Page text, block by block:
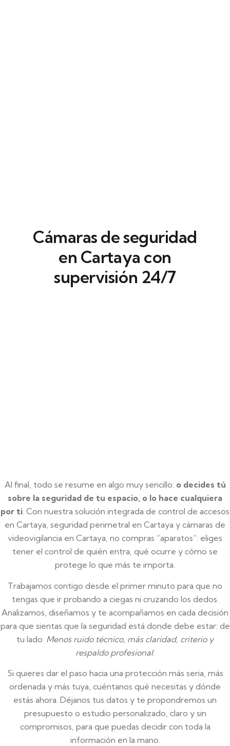
Cámaras de seguridad
en Cartaya con
supervisión 24/7
Al final, todo se resume en algo muy sencillo: o decides tú
sobre la seguridad de tu espacio, o lo hace cualquiera
por ti. Con nuestra solución integrada de control de accesos
en Cartaya, seguridad perimetral en Cartaya y cámaras de
videovigilancia en Cartaya, no compras “aparatos”: eliges
tener el control de quién entra, qué ocurre y cómo se
protege lo que más te importa.
Trabajamos contigo desde el primer minuto para que no
tengas que ir probando a ciegas ni cruzando los dedos.
Analizamos, diseñamos y te acompañamos en cada decisión
para que sientas que la seguridad está donde debe estar: de
tu lado. Menos ruido técnico, más claridad, criterio y
respaldo profesional.
Si quieres dar el paso hacia una protección más seria, más
ordenada y más tuya, cuéntanos qué necesitas y dónde
estás ahora. Déjanos tus datos y te propondremos un
presupuesto o estudio personalizado, claro y sin
compromisos, para que puedas decidir con toda la
información en la mano.